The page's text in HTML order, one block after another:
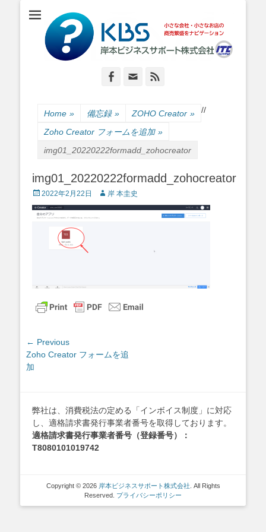
岸本ビジネスサポ
ート株式会社
小さな会社・小さなお店のIT経営をナビゲーション
Facebook
Email
Home » 備忘録 » /
ZOHO Creator » /
Zoho Creator フォームを追加 »
img01_20220222formadd_zohocreator
img01_20220222formadd_zohocreator
Posted
on
2022年2月22日 Author
岸 本圭史
投
稿
ナ
ー
シ
ョ
← Previous
Previous
post:
Zoho Creator フォームを追
加
弊社は、消費税法の定める「インボイス制度」に対応
し、適格請求書発行事業者番号を取得しております。
適格請求書発行事業者番号（登録番号）：
T8080101019742
Copyright © 2026 岸本ビジネスサポート株式会社 . All Rights
Reserved. プライバシーポリシー